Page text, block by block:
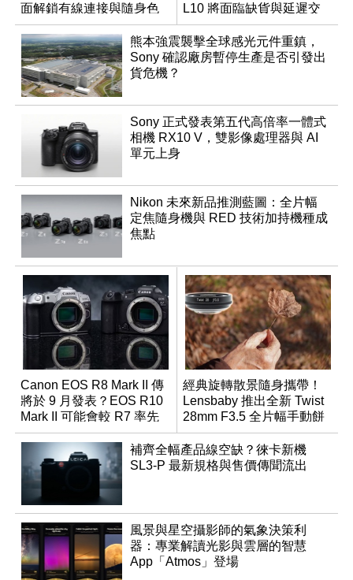
面解鎖有線連接與隨身色
調編輯
L10 將面臨缺貨與延遲交
貨時間
熊本強震襲擊全球感光元件重鎮，
Sony 確認廠房暫停生產是否引發出
貨危機？
Sony 正式發表第五代高倍率一體式
相機 RX10 V，雙影像處理器與 AI
單元上身
Nikon 未來新品推測藍圖：全片幅
定焦隨身機與 RED 技術加持機種成
焦點
Canon EOS R8 Mark II 傳
將於 9 月發表？EOS R10
Mark II 可能會較 R7 率先
推出
經典旋轉散景隨身攜帶！
Lensbaby 推出全新 Twist
28mm F3.5 全片幅手動餅
乾鏡
補齊全幅產品線空缺？徠卡新機
SL3-P 最新規格與售價傳聞流出
風景與星空攝影師的氣象決策利
器：專業解讀光影與雲層的智慧
App「Atmos」登場